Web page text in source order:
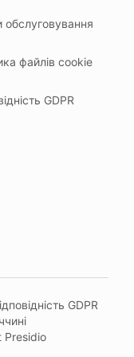
Germany. Our
each week.
set.
обслуговування
файлів cookie
GDPR
GDPR
Presidio